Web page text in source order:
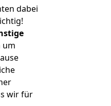
dabei
um
wir für